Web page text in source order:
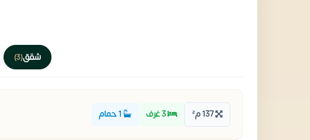
شقق(3)